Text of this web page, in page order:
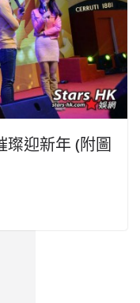
璨迎新年 (附圖